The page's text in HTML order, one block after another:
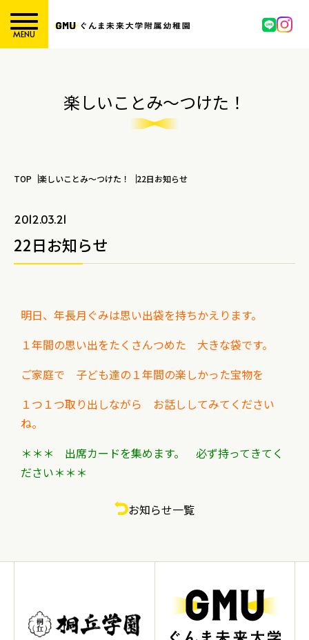
MENU
楽しいことみ～つけた！
TOP 楽しいことみ～つけた！ 22日お知らせ
2012.03.21
22日お知らせ
明日、年長月ぐみは思い出袋を持ちかえります。
１年間の思い出をたくさんつめた 大きな袋です。
ご家庭で 子ども達の１年間の楽しかった宝物を
１つ１つ取り出しながら お話ししてみてください
ね。
＊＊＊ 出席カードを集めます。 必ず持ってきてく
ださい＊＊＊
お知らせ一覧